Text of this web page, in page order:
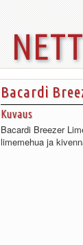
Bacardi
Kuvaus
Bacardi Breezer
limemehua ja